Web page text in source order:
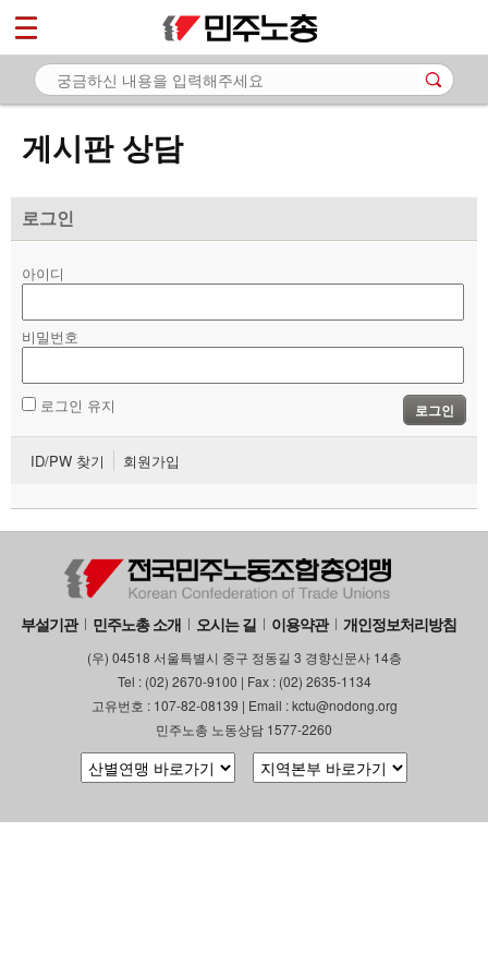
게시판 상담
로그인
아이디
비밀번호
로그인 유지 로그인
ID/PW 찾기 회원가입
부설기관 민주노총 소개 오시는 길 이용약관 개인정보처리방침
(우) 04518 서울특별시 중구 정동길 3 경향신문사 14층
Tel : (02) 2670-9100 | Fax : (02) 2635-1134
고유번호 : 107-82-08139 | Email : kctu@nodong.org
민주노총 노동상담 1577-2260
마이페이지
소개
노동상담
- 게시판 상담
- 바로보기
- 찾아보기
- 전국 노동상담소 안내
자료
부설기관